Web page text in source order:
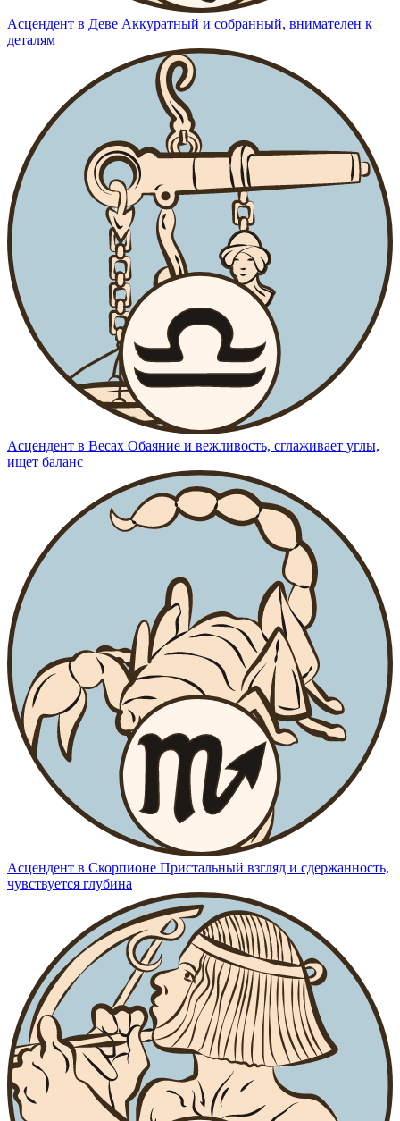
Асцендент в Деве Аккуратный и собранный, внимателен к
деталям
Асцендент в Весах Обаяние и вежливость, сглаживает углы,
ищет баланс
Асцендент в Скорпионе Пристальный взгляд и сдержанность,
чувствуется глубина